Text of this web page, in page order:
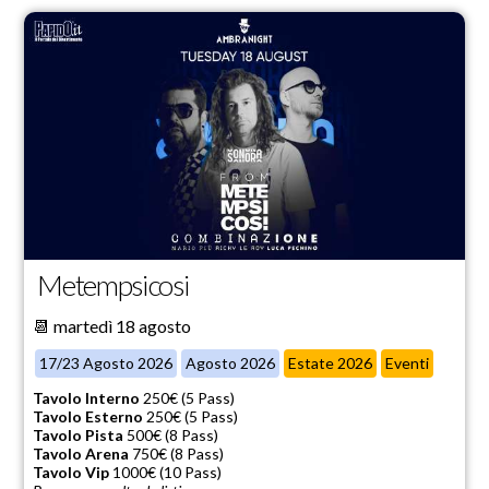
Metempsicosi
📆 martedì 18 agosto
17/23 Agosto 2026 Agosto 2026 Estate 2026
Eventi
Tavolo Interno 250€ (5 Pass)
Tavolo Esterno 250€ (5 Pass)
Tavolo Pista 500€ (8 Pass)
Tavolo Arena 750€ (8 Pass)
Tavolo Vip 1000€ (10 Pass)